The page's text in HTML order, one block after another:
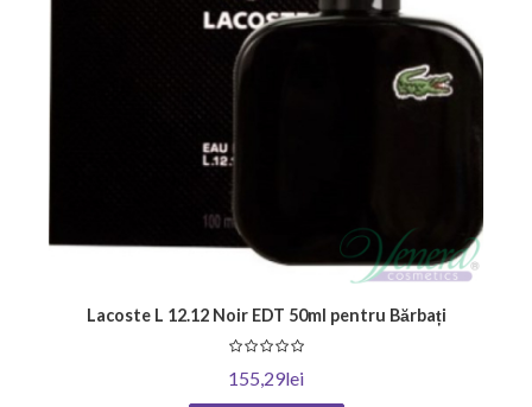
Lacoste L 12.12 Noir EDT 50ml pentru Bărbați
155,29lei